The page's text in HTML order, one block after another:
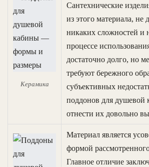
Керамика
Сантехнические
из этого материала, не
никаких сложностей и
процессе
достаточно долго, но
требуют бережного
субъективных
поддонов для
отнести их довольно
Материал является
формой
Главное отличие